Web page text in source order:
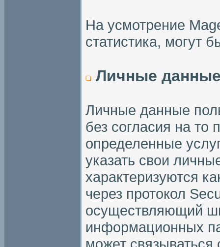
На усмотрение
статистика, могут
Личные
Личные данные
без согласия на то
определенные
указать свои
характеризуются
через протокол
осуществляющий
информационных